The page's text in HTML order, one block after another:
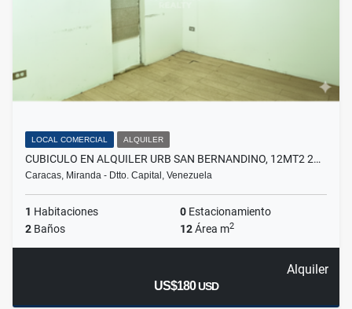
LOCAL COMERCIAL ALQUILER
CUBICULO EN ALQUILER URB SAN BERNANDINO, 12MT2 2…
Caracas, Miranda - Dtto. Capital, Venezuela
1 Habitaciones 0 Estacionamiento
2 Baños 12Área m2
Alquiler
US$180USD